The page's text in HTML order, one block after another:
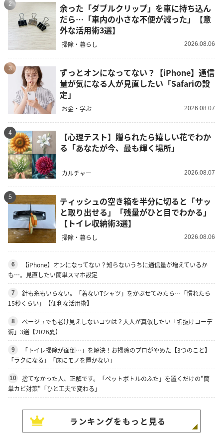
2
余った「ダブルクリップ」を車に持ち込ん
だら…「車内の小さな不便が減った」【意
外な活用術3選】
掃除・暮らし 2026.08.06
3
ずっとオンになってない？【iPhone】通信
量が気になる人が見直したい「Safariの設
定」
お金・学ぶ 2026.08.07
4
【心理テスト】贈られたら嬉しい花でわか
る「あなたが今、最も輝く場所」
カルチャー 2026.08.07
5
ティッシュの空き箱を半分に切ると「サッ
と取り出せる」「残量がひと目でわかる」
【トイレ収納術3選】
掃除・暮らし 2026.08.06
6
【iPhone】オンになってない？知らないうちに通信量が増えているか
も…。見直したい簡単スマホ設定
7
針も糸もいらない。「着ないTシャツ」をかぶせてみたら…「慣れたら
15秒くらい」【便利な活用術】
8
ベージュでも老け見えしないコツは？大人が真似したい「垢抜けコーデ
術」3選【2026夏】
9
「トイレ掃除が面倒…」を解決！お掃除のプロがやめた【3つのこと】
「ラクになる」「床にモノを置かない」
10
捨てなかった人、正解です。「ペットボトルのふた」を置くだけの"簡
単カビ対策"「ひと工夫で変わる」
ランキングをもっと見る